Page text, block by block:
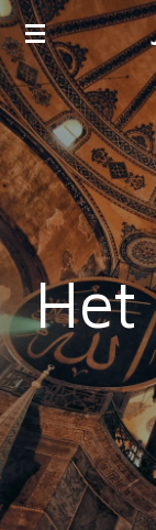
Ga
direct
naar
de
hoofdinhoud
Het